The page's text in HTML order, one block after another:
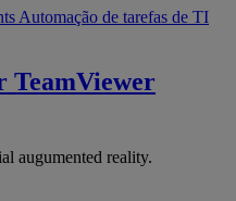
Automação de tarefas de TI
TeamViewer
augumented reality.